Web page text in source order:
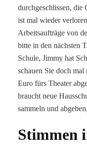
durchgeschlissen,
ist mal wieder
Arbeitsaufträge von
bitte in den nächsten
Schule, Jimmy hat
schauen Sie doch
Euro fürs Theater
braucht neue
sammeln und
Stimmen